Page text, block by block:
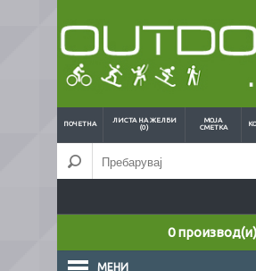
ПОЧЕТНА
ЛИСТА НА ЖЕЛБИ
(0)
МОЈА
СМЕТКА
0
МЕНИ